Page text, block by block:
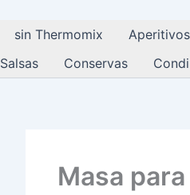
sin Thermomix Aperitivos
Salsas Conservas
Masa